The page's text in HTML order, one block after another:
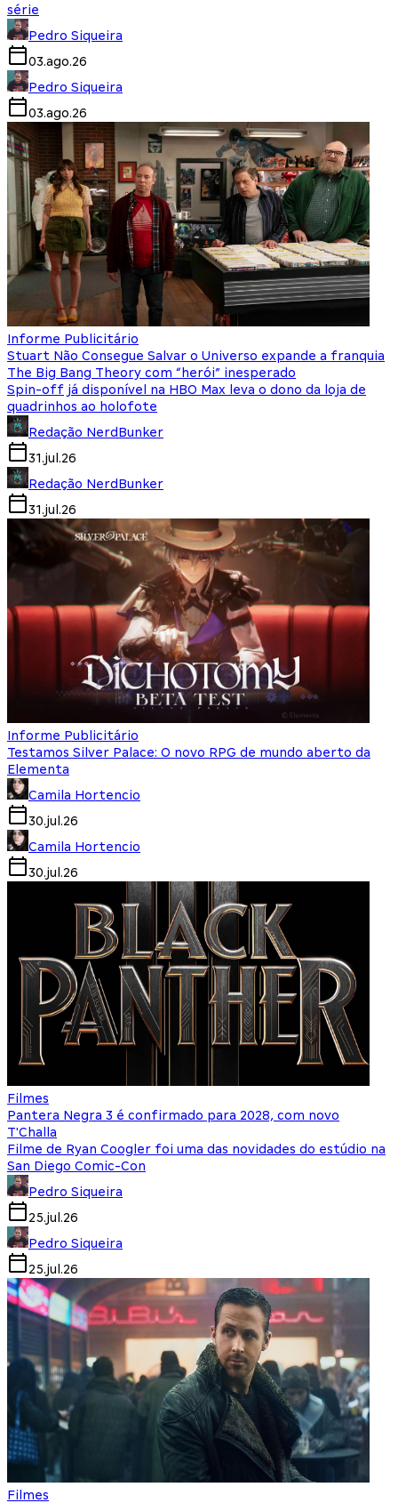
série
Pedro Siqueira
03.ago.26
Pedro Siqueira
03.ago.26
Informe Publicitário
Stuart Não Consegue Salvar o Universo expande a franquia
The Big Bang Theory com “herói” inesperado
Spin-off já disponível na HBO Max leva o dono da loja de
quadrinhos ao holofote
Redação NerdBunker
31.jul.26
Redação NerdBunker
31.jul.26
Informe Publicitário
Testamos Silver Palace: O novo RPG de mundo aberto da
Elementa
Camila Hortencio
30.jul.26
Camila Hortencio
30.jul.26
Filmes
Pantera Negra 3 é confirmado para 2028, com novo
T'Challa
Filme de Ryan Coogler foi uma das novidades do estúdio na
San Diego Comic-Con
Pedro Siqueira
25.jul.26
Pedro Siqueira
25.jul.26
Filmes